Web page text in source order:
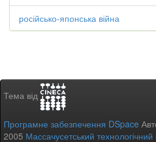
російсько-японська війна
Тема від
Програмне забезпечення DSpace
2005 Массачусетський технологічний